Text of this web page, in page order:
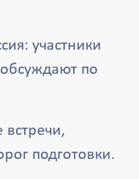
участники
по
встречи,
подготовки.